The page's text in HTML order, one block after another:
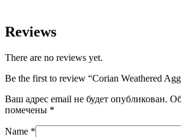
Reviews
There are no reviews yet.
Be the first to review “Corian Weathered
Ваш адрес email не будет опубликован.
помечены *
Name *